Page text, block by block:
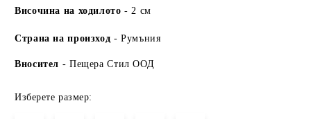
Височина на ходилото - 2 см
Страна на произход - Румъния
Вносител - Пещера Стил ООД
Изберете размер: